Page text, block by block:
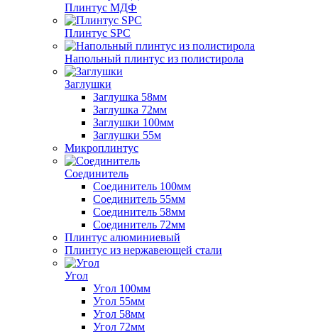
Плинтус МДФ
Плинтус SPC
Напольный плинтус из полистирола
Заглушки
Заглушка 58мм
Заглушка 72мм
Заглушки 100мм
Заглушки 55м
Микроплинтус
Соединитель
Соединитель 100мм
Соединитель 55мм
Соединитель 58мм
Соединитель 72мм
Плинтус алюминиевый
Плинтус из нержавеющей стали
Угол
Угол 100мм
Угол 55мм
Угол 58мм
Угол 72мм